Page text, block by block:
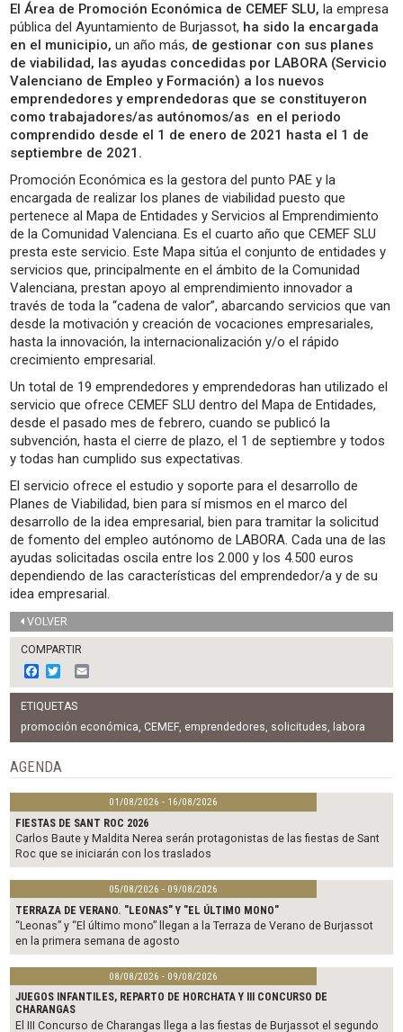
El Área de Promoción Económica de CEMEF SLU, la empresa
pública del Ayuntamiento de Burjassot, ha sido la encargada
en el municipio,un año más, de gestionar con sus planes
de viabilidad, las ayudas concedidas por LABORA (Servicio
Valenciano de Empleo y Formación) a los nuevos
emprendedores y emprendedoras que se constituyeron
como trabajadores/as autónomos/as en el periodo
comprendido desde el 1 de enero de 2021 hasta el 1 de
septiembre de 2021.
Promoción Económica es la gestora del punto PAE y la
encargada de realizar los planes de viabilidad puesto que
pertenece al Mapa de Entidades y Servicios al Emprendimiento
de la Comunidad Valenciana. Es el cuarto año que CEMEF SLU
presta este servicio. Este Mapa sitúa el conjunto de entidades y
servicios que, principalmente en el ámbito de la Comunidad
Valenciana, prestan apoyo al emprendimiento innovador a
través de toda la “cadena de valor”, abarcando servicios que van
desde la motivación y creación de vocaciones empresariales,
hasta la innovación, la internacionalización y/o el rápido
crecimiento empresarial.
Un total de 19 emprendedores y emprendedoras han utilizado el
servicio que ofrece CEMEF SLU dentro del Mapa de Entidades,
desde el pasado mes de febrero, cuando se publicó la
subvención, hasta el cierre de plazo, el 1 de septiembre y todos
y todas han cumplido sus expectativas.
El servicio ofrece el estudio y soporte para el desarrollo de
Planes de Viabilidad, bien para sí mismos en el marco del
desarrollo de la idea empresarial, bien para tramitar la solicitud
de fomento del empleo autónomo de LABORA. Cada una de las
ayudas solicitadas oscila entre los 2.000 y los 4.500 euros
dependiendo de las características del emprendedor/a y de su
idea empresarial.
VOLVER
COMPARTIR
F
a
c
e
b
o
o
k
w
i
t
t
e
m
l
ETIQUETAS
promoción económica, CEMEF, emprendedores, solicitudes, labora
AGENDA
01/08/2026 - 16/08/2026
FIESTAS DE SANT ROC 2026
Carlos Baute y Maldita Nerea serán protagonistas de las fiestas de Sant
Roc que se iniciarán con los traslados
05/08/2026 - 09/08/2026
TERRAZA DE VERANO. "LEONAS" Y "EL ÚLTIMO MONO"
“Leonas” y “El último mono” llegan a la Terraza de Verano de Burjassot
en la primera semana de agosto
08/08/2026 - 09/08/2026
JUEGOS INFANTILES, REPARTO DE HORCHATA Y III CONCURSO DE
CHARANGAS
El III Concurso de Charangas llega a las fiestas de Burjassot el segundo